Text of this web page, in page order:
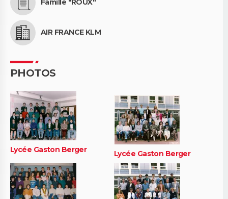
Famille "ROUX"
AIR FRANCE KLM
PHOTOS
Lycée Gaston Berger Lycée Gaston Berger